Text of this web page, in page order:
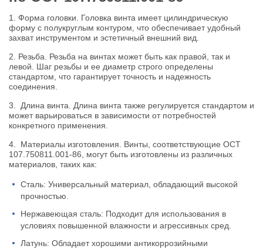
1. Форма головки. Головка винта имеет цилиндрическую
форму с полукруглым контуром, что обеспечивает удобный
захват инструментом и эстетичный внешний вид.
2. Резьба. Резьба на винтах может быть как правой, так и
левой. Шаг резьбы и ее диаметр строго определены
стандартом, что гарантирует точность и надежность
соединения.
3. Длина винта. Длина винта также регулируется стандартом и
может варьироваться в зависимости от потребностей
конкретного применения.
4. Материалы изготовления. Винты, соответствующие ОСТ
107.750811.001-86, могут быть изготовлены из различных
материалов, таких как:
Сталь: Универсальный материал, обладающий высокой
прочностью.
Нержавеющая сталь: Подходит для использования в
условиях повышенной влажности и агрессивных сред.
Латунь: Обладает хорошими антикоррозийными